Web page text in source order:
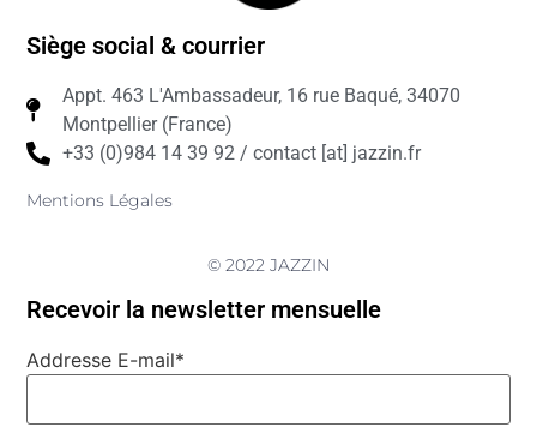
Siège social & courrier
Appt. 463 L'Ambassadeur, 16 rue Baqué, 34070
Montpellier (France)
+33 (0)984 14 39 92 / contact [at] jazzin.fr
Mentions Légales
© 2022 JAZZIN
Recevoir la newsletter mensuelle
Addresse E-mail*